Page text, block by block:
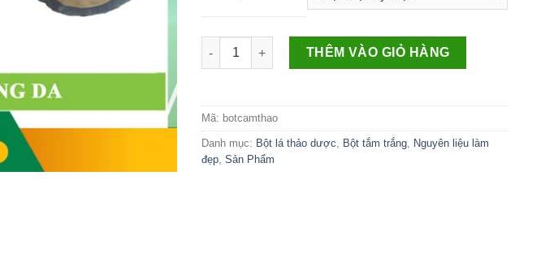
Số lượng
THÊM VÀO GIỎ HÀNG
Mã: botcamthao
Danh mục: Bột lá thảo dược Bột tắm trắng
Nguyên liệu làm
đẹp ,Sản Phẩm